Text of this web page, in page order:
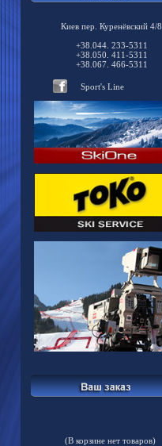
Киев пер. Куренёвский 4/8
+38.044. 233-5311
+38.050. 411-5311
+38.067. 466-5311
Sport's Line
(В корзине нет товаров)